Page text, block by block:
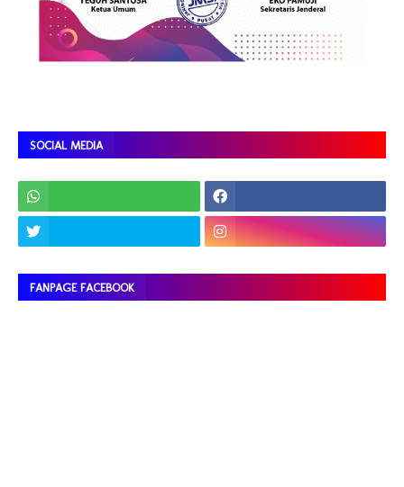
SOCIAL MEDIA
FANPAGE FACEBOOK